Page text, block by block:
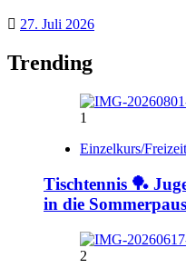
27. Juli 2026
Trending
1
Einzelkurs/Freizeit
Tischtennis 🏓
in die
2